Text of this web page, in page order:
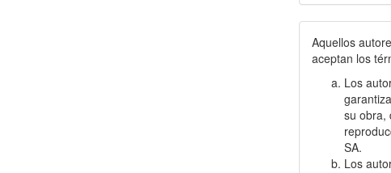
Aquellos
aceptan los
Los
su obra,
SA.
Los